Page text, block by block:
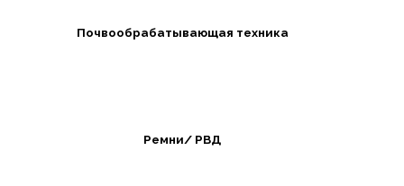
Почвообрабатывающая техника
Ремни/ РВД